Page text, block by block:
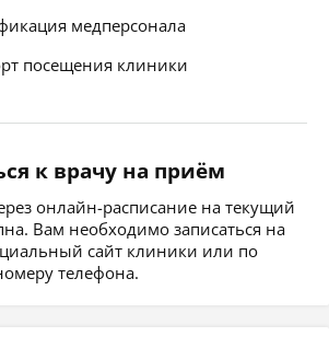
медперсонала
посещения клиники
к врачу на приём
онлайн-расписание на текущий
Вам необходимо записаться на
сайт клиники или по
телефона.